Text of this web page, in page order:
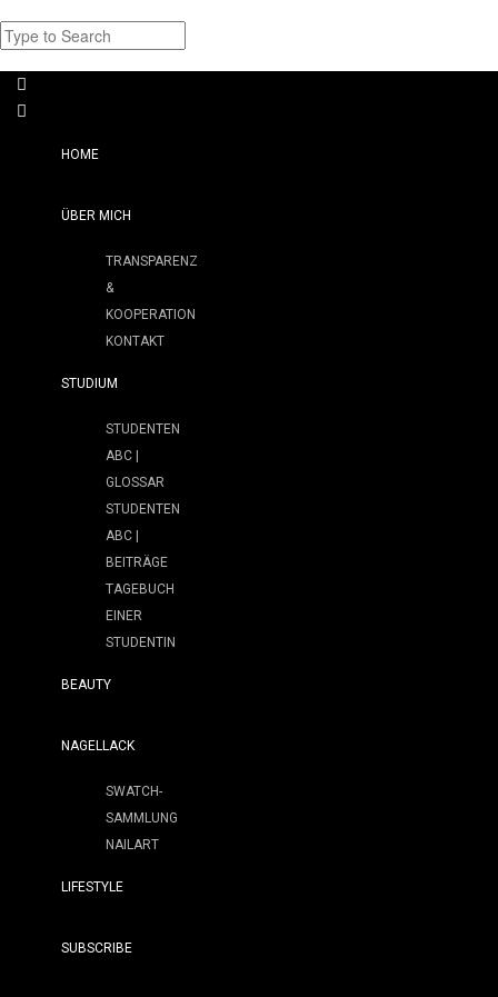
HOME
ÜBER MICH
TRANSPARENZ
&
KOOPERATION
KONTAKT
STUDIUM
STUDENTEN
ABC |
GLOSSAR
STUDENTEN
ABC |
BEITRÄGE
TAGEBUCH
EINER
STUDENTIN
BEAUTY
NAGELLACK
SWATCH-
SAMMLUNG
NAILART
LIFESTYLE
SUBSCRIBE